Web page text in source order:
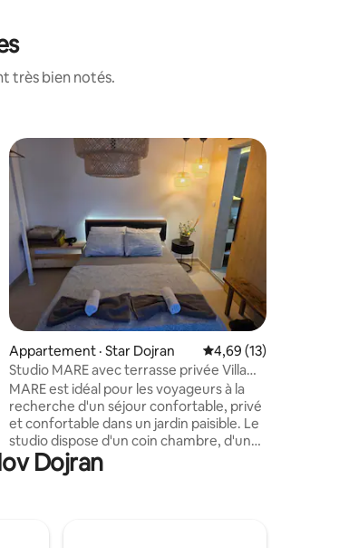
très bien notés.
de 4,93 sur 5, 15 commentaires
Appartement · Star Dojran Note moyenne de
4,69 (13)
Studio MARE avec terrasse privée Villa
Toni
MARE est idéal pour les voyageurs à la
recherche d'un séjour confortable, privé
et confortable dans un jardin paisible. Le
studio dispose d'un coin chambre, d'une
salle de bains privée et d'une petite
cuisine. Le logement est parfait pour les
Dojran